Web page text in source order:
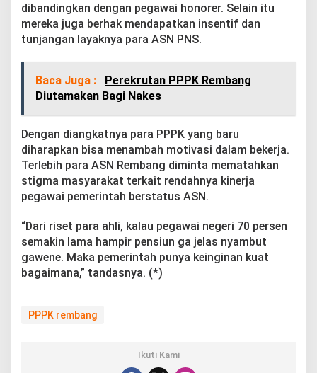
dibandingkan dengan pegawai honorer. Selain itu
mereka juga berhak mendapatkan insentif dan
tunjangan layaknya para ASN PNS.
Baca Juga :
Perekrutan PPPK Rembang
Diutamakan Bagi Nakes
Dengan diangkatnya para PPPK yang baru
diharapkan bisa menambah motivasi dalam bekerja.
Terlebih para ASN Rembang diminta mematahkan
stigma masyarakat terkait rendahnya kinerja
pegawai pemerintah berstatus ASN.
“Dari riset para ahli, kalau pegawai negeri 70 persen
semakin lama hampir pensiun ga jelas nyambut
gawene. Maka pemerintah punya keinginan kuat
bagaimana,” tandasnya. (*)
PPPK rembang
Ikuti Kami